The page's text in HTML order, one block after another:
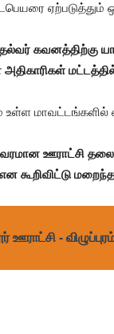
ஏற்படுத்தும்
கவனத்திற்கு
உள்ள
ஊராட்சி
கூறிவிட்டு
ஊராட்சி -